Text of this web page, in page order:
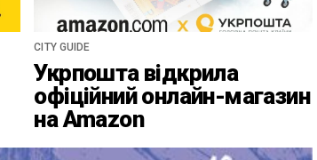
CITY GUIDE
Укрпошта відкрила
офіційний онлайн-магазин
на Amazon